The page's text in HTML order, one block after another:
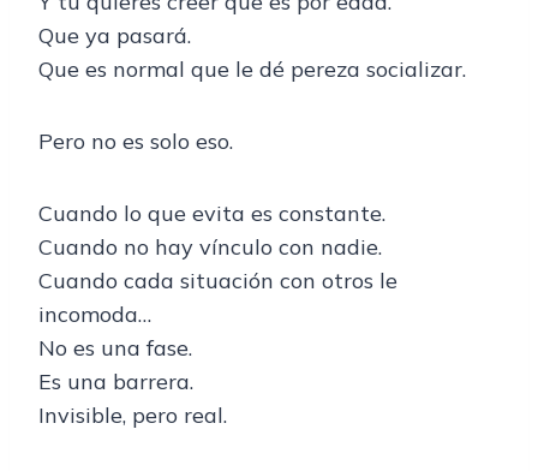
Que ya pasará.
Que es normal que le dé pereza socializar.
Pero no es solo eso.
Cuando lo que evita es constante.
Cuando no hay vínculo con nadie.
Cuando cada situación con otros le
incomoda…
No es una fase.
Es una barrera.
Invisible, pero real.